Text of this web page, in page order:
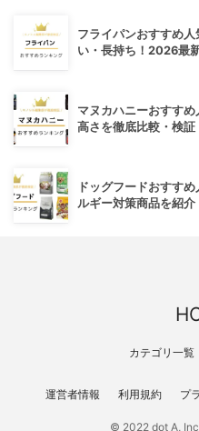
フライパンおすすめ
い・長持ち！2026最新
マヌカハニーおすす
高さを徹底比較・検証
ドッグフードおすす
ルギー対策商品を紹介
カテゴリ一覧
運営者情報 利用規約 プ
© 2022 dot A,